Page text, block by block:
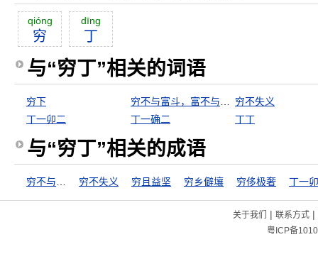
qióng
穷
dīng
丁
与“穷丁”相关的词语
穷下
穷不失义
丁一卯二
丁一确二 丁丁
与“穷丁”相关的成语
穷不失义 穷且益坚 穷乡僻壤 穷侈极奢 丁一
关于我们 | 联系方式|
粤ICP备